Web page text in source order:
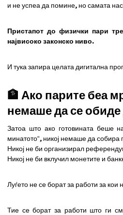
и не успеа да помине, но самата
Пристапот до физички пари
највисоко законско ниво.
И тука запира целата дигитална
🏦 Ако парите беа
немаше да се обиде
Затоа што ако готовината беше
минатото“, никој немаше да собира
Никој не би организирал
Никој не би вклучил монетите и
Луѓето не се борат за работи за кои
Тие се борат за работи што ги